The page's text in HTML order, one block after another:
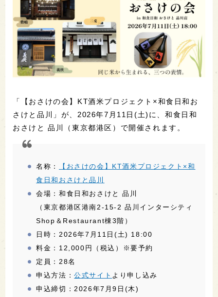
「【おさけの会】KT酒米プロジェクト×和食日和お
さけと品川」が、2026年7月11日(土)に、和食日和
おさけと 品川（東京都港区）で開催されます。
名称：
【おさけの会】KT酒米プロジェクト×和
食日和おさけと品川
会場：和食日和おさけと 品川
（東京都港区港南2-15-2 品川インターシティ
Shop＆Restaurant棟3階）
日時：2026年7月11日(土) 18:00
料金：12,000円（税込）※要予約
定員：28名
申込方法：公式サイト より申し込み
申込締切：2026年7月9日(木)